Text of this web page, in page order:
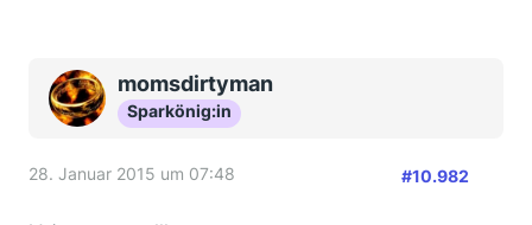
momsdirtyman
Sparkönig:in
28. Januar 2015 um 07:48 #10.982